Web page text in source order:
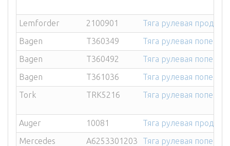
Lemforder 2100901
Тяга рулевая прод
Bagen
T360349
Тяга рулевая попер
Bagen
T360492
Тяга рулевая попер
Bagen
T361036
Тяга рулевая попер
Tork
TRK5216 Тяга рулевая попер
Auger 10081
Тяга рулевая прод
Mercedes
A6253301203
Тяга рулевая попер